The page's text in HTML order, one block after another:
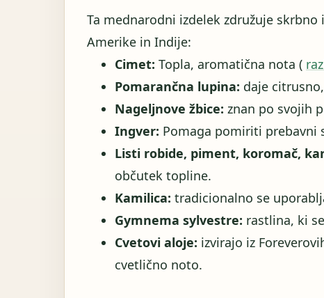
Ta mednarodni izdelek združuje skrbno
Amerike in Indije:
Cimet: Topla, aromatična nota (
Pomarančna lupina: daje
Nageljnove žbice: znan po svojih
Ingver: Pomaga pomiriti prebavni
Listi robide, piment, koromač,
občutek topline.
Kamilica: tradicionalno se
Gymnema sylvestre: rastlina, ki
Cvetovi aloje: izvirajo iz
cvetlično noto.